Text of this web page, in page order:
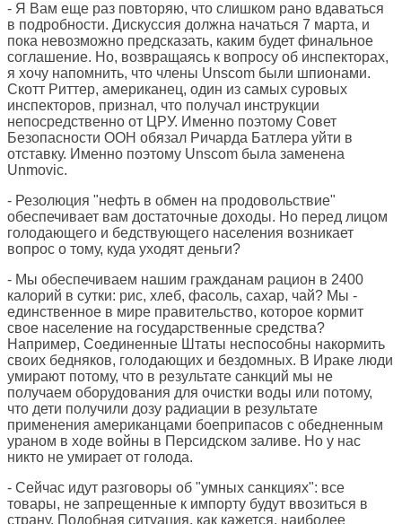
- Я Вам еще раз повторяю, что слишком рано вдаваться
в подробности. Дискуссия должна начаться 7 марта, и
пока невозможно предсказать, каким будет финальное
соглашение. Но, возвращаясь к вопросу об инспекторах,
я хочу напомнить, что члены Unscom были шпионами.
Скотт Риттер, американец, один из самых суровых
инспекторов, признал, что получал инструкции
непосредственно от ЦРУ. Именно поэтому Совет
Безопасности ООН обязал Ричарда Батлера уйти в
отставку. Именно поэтому Unscom была заменена
Unmovic.
- Резолюция "нефть в обмен на продовольствие"
обеспечивает вам достаточные доходы. Но перед лицом
голодающего и бедствующего населения возникает
вопрос о тому, куда уходят деньги?
- Мы обеспечиваем нашим гражданам рацион в 2400
калорий в сутки: рис, хлеб, фасоль, сахар, чай? Мы -
единственное в мире правительство, которое кормит
свое население на государственные средства?
Например, Соединенные Штаты неспособны накормить
своих бедняков, голодающих и бездомных. В Ираке люди
умирают потому, что в результате санкций мы не
получаем оборудования для очистки воды или потому,
что дети получили дозу радиации в результате
применения американцами боеприпасов с обедненным
ураном в ходе войны в Персидском заливе. Но у нас
никто не умирает от голода.
- Сейчас идут разговоры об "умных санкциях": все
товары, не запрещенные к импорту будут ввозиться в
страну. Подобная ситуация, как кажется, наиболее